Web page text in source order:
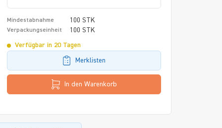
Mindestabnahme 100 STK
Verpackungseinheit 100 STK
Verfügbar in 20 Tagen
Merklisten
In den Warenkorb